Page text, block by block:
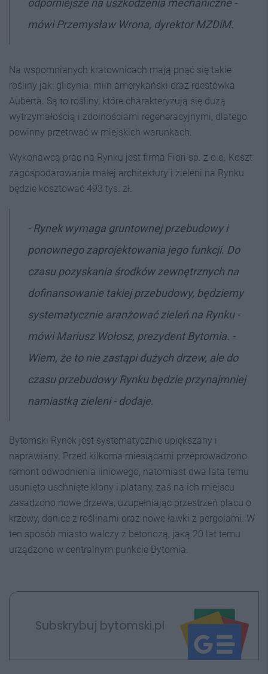
odporniejsze na uszkodzenia mechaniczne -
mówi Przemysław Wrona, dyrektor MZDiM.
Na wspomnianych kratownicach mają pnąć się takie
rośliny jak: glicynia, miin amerykański oraz rdestówka
Auberta. Są to rośliny, które charakteryzują się dużą
wytrzymałością i zdolnościami regeneracyjnymi, dlatego
powinny przetrwać w miejskich warunkach.
Wykonawcą prac na Rynku jest firma Fiori sp. z o.o. Koszt
zagospodarowania małej architektury i zieleni na Rynku
będzie kosztować 493 tys. zł.
- Rynek wymaga gruntownej przebudowy i
ponownego zaprojektowania jego funkcji. Do
czasu pozyskania środków zewnętrznych na
dofinansowanie takiej przebudowy, będziemy
systematycznie aranżować zieleń na Rynku -
mówi Mariusz Wołosz, prezydent Bytomia. -
Wiem, że to nie zastąpi dużych drzew, ale do
czasu przebudowy Rynku będzie przynajmniej
namiastką zieleni - dodaje.
Bytomski Rynek jest systematycznie upiększany i
naprawiany. Przed kilkoma miesiącami przeprowadzono
remont odwodnienia liniowego, natomiast dwa lata temu
usunięto uschnięte klony i platany, zaś na ich miejscu
zasadzono nowe drzewa, uzupełniając przestrzeń placu o
krzewy, donice z roślinami oraz nowe ławki z pergolami. W
ten sposób miasto walczy z betonozą, jaką 20 lat temu
urządzono w centralnym punkcie Bytomia.
Subskrybuj bytomski.pl